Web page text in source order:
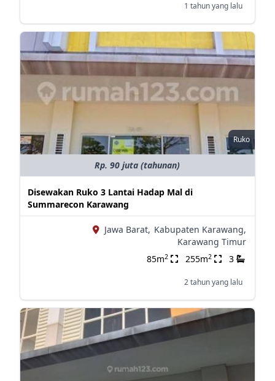
1 tahun yang lalu
Ruko
Rp. 90 juta (tahunan)
Disewakan Ruko 3 Lantai Hadap Mal di
Summarecon Karawang
Jawa Barat, Kabupaten Karawang,
Karawang Timur
85m2 255m2 3
2 tahun yang lalu